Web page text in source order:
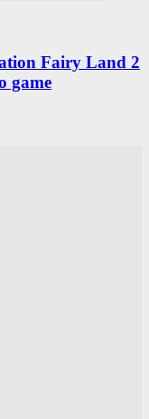
Fairy Land 2
game